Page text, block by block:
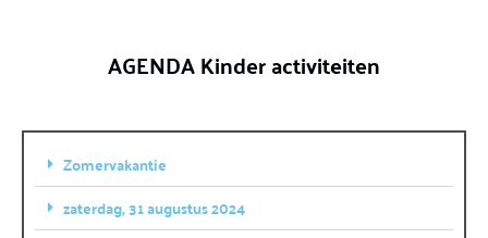
AGENDA Kinder activiteiten
Zomervakantie
zaterdag, 31 augustus 2024